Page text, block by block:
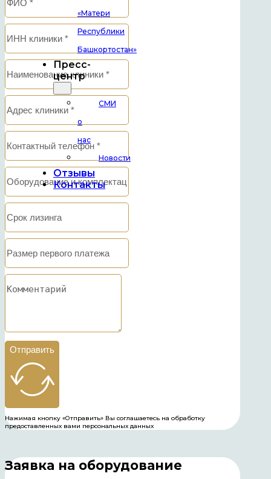
«Матери
Республики
Башкортостан»
Пресс-
центр
СМИ
о
нас
Новости
Отзывы
Контакты
Отправить
Нажимая кнопку «Отправить» Вы соглашаетесь на обработку
предоставленных вами персональных данных
Заявка на оборудование